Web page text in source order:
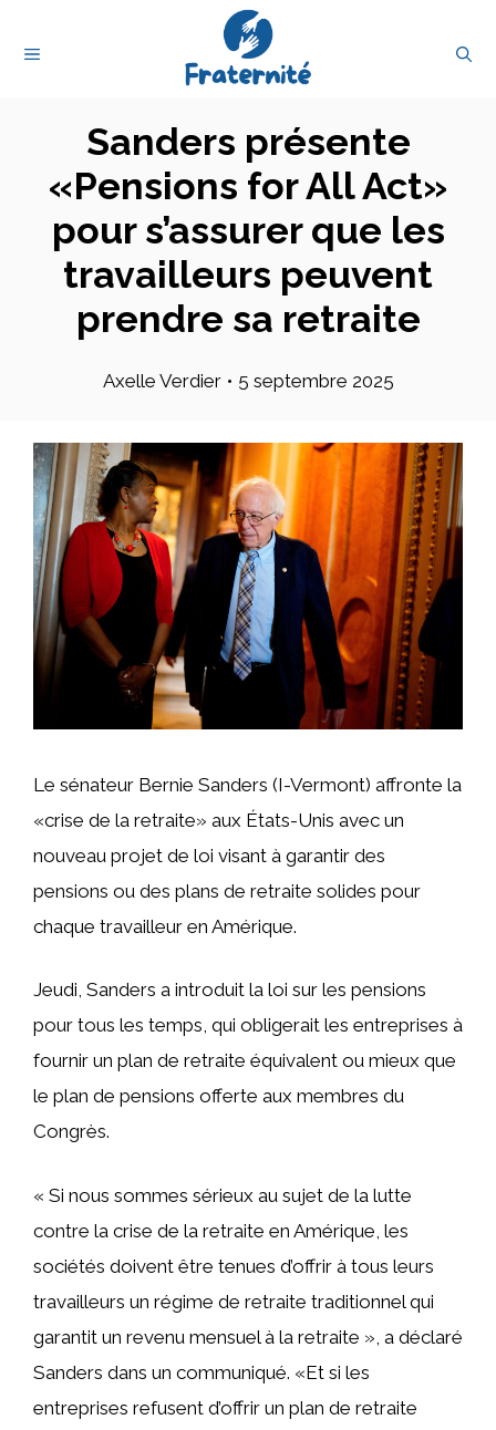
MENU
Sanders présente
«Pensions for All Act»
pour s’assurer que les
travailleurs peuvent
prendre sa retraite
Axelle Verdier • 5 septembre 2025
Le sénateur Bernie Sanders (I-Vermont) affronte la
«crise de la retraite» aux États-Unis avec un
nouveau projet de loi visant à garantir des
pensions ou des plans de retraite solides pour
chaque travailleur en Amérique.
Jeudi, Sanders a introduit la loi sur les pensions
pour tous les temps, qui obligerait les entreprises à
fournir un plan de retraite équivalent ou mieux que
le plan de pensions offerte aux membres du
Congrès.
« Si nous sommes sérieux au sujet de la lutte
contre la crise de la retraite en Amérique, les
sociétés doivent être tenues d’offrir à tous leurs
travailleurs un régime de retraite traditionnel qui
garantit un revenu mensuel à la retraite », a déclaré
Sanders dans un communiqué. «Et si les
entreprises refusent d’offrir un plan de retraite